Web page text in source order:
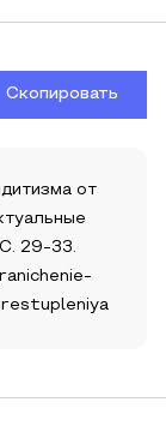
Скопировать
от
29-33.